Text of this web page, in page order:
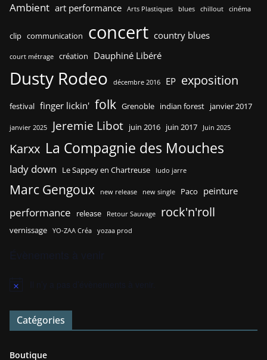
Ambient art performance Arts Plastiques blues chillout cinéma
clip communication concert country blues
court métrage création Dauphiné Libéré
Dusty Rodeo décembre 2016 EP exposition
festival finger lickin' folk Grenoble indian forest janvier 2017
janvier 2025 Jeremie Libot juin 2016 juin 2017 Juin 2025
Karxx La Compagnie des Mouches
lady down Le Sappey en Chartreuse ludo jarre
Marc Gengoux new release new single Paco peinture
performance release Retour Sauvage rock'n'roll
vernissage YO-ZAA Créa yozaa prod
N
t
c
Catégories
Boutique